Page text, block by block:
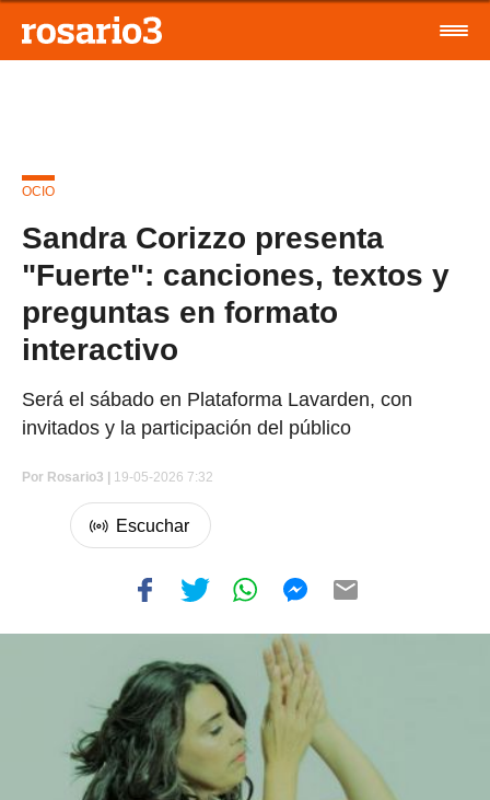
OCIO
Sandra Corizzo presenta
"Fuerte": canciones, textos y
preguntas en formato
interactivo
Será el sábado en Plataforma Lavarden, con
invitados y la participación del público
Por Rosario3 | 19-05-2026 7:32